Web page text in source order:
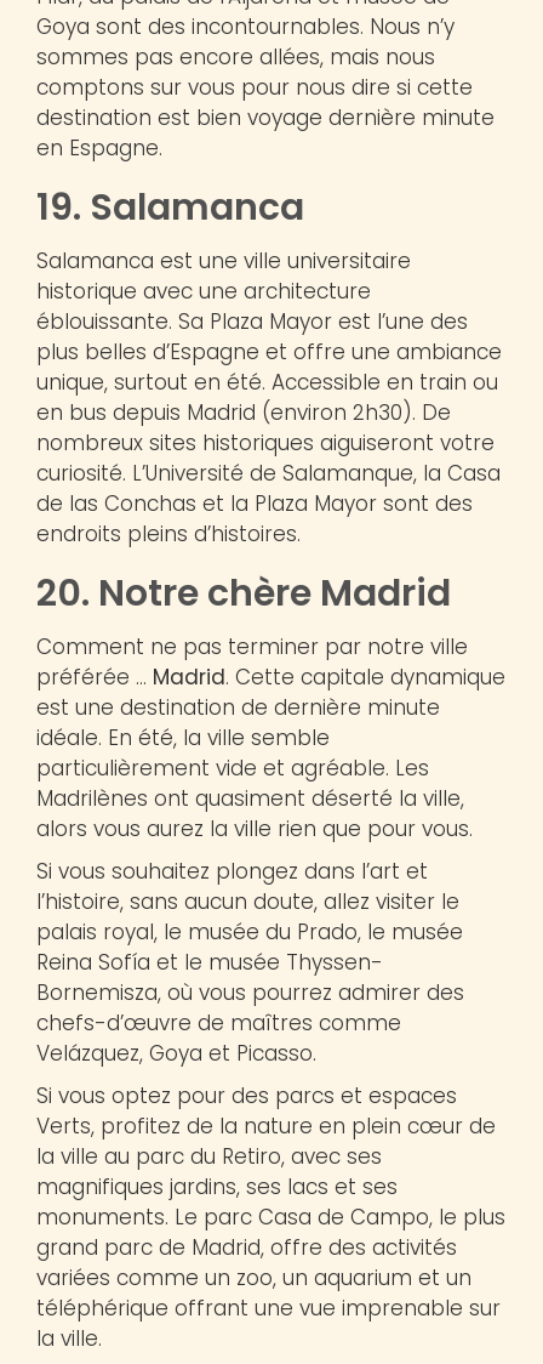
Goya sont des incontournables. Nous n’y
sommes pas encore allées, mais nous
comptons sur vous pour nous dire si cette
destination est bien voyage dernière minute
en Espagne.
19. Salamanca
Salamanca est une ville universitaire
historique avec une architecture
éblouissante. Sa Plaza Mayor est l’une des
plus belles d’Espagne et offre une ambiance
unique, surtout en été. Accessible en train ou
en bus depuis Madrid (environ 2h30). De
nombreux sites historiques aiguiseront votre
curiosité. L’Université de Salamanque, la Casa
de las Conchas et la Plaza Mayor sont des
endroits pleins d’histoires.
20. Notre chère Madrid
Comment ne pas terminer par notre ville
préférée … Madrid. Cette capitale dynamique
est une destination de dernière minute
idéale. En été, la ville semble
particulièrement vide et agréable. Les
Madrilènes ont quasiment déserté la ville,
alors vous aurez la ville rien que pour vous.
Si vous souhaitez plongez dans l’art et
l’histoire, sans aucun doute, allez visiter le
palais royal, le musée du Prado, le musée
Reina Sofía et le musée Thyssen-
Bornemisza, où vous pourrez admirer des
chefs-d’œuvre de maîtres comme
Velázquez, Goya et Picasso.
Si vous optez pour des parcs et espaces
Verts, profitez de la nature en plein cœur de
la ville au parc du Retiro, avec ses
magnifiques jardins, ses lacs et ses
monuments. Le parc Casa de Campo, le plus
grand parc de Madrid, offre des activités
variées comme un zoo, un aquarium et un
téléphérique offrant une vue imprenable sur
la ville.